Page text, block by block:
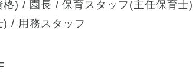
) / 園長 / 保育スタッフ(主任保育士
/ 用務スタッフ